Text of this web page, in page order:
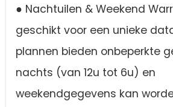
● Nachtuilen & Weekend
geschikt voor een unieke
plannen bieden onbeperkte
nachts (van 12u tot 6u) en
weekendgegevens kan